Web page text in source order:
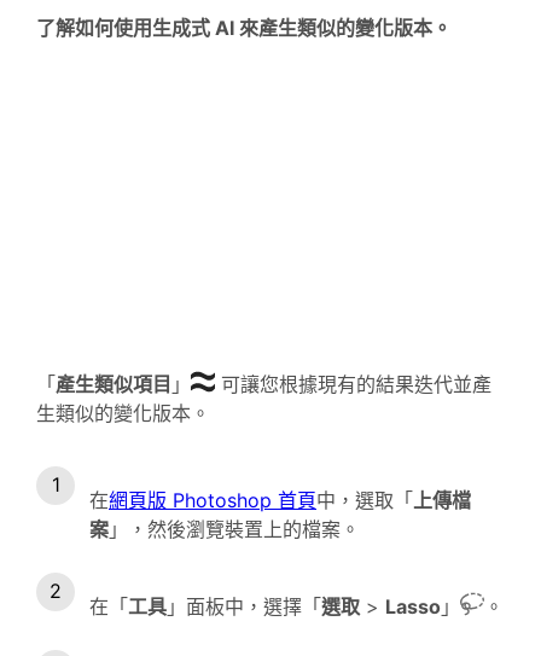
了解如何使用生成式 AI 來產生類似的變化版本。
「產生類似項目 」
可讓您根據現有的結果迭代並產
生類似的變化版本。
在網頁版 Photoshop 首頁中，選取「 上傳檔
案 」，然後瀏覽裝置上的檔案。
在「工具 」面板中，選擇「選取 > Lasso 」 。